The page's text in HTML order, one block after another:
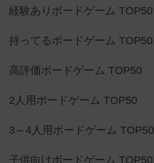
経験ありボードゲーム TOP50
持ってるボードゲーム TOP50
高評価ボードゲーム TOP50
2人用ボードゲーム TOP50
3～4人用ボードゲーム TOP50
子供向けボードゲーム TOP50